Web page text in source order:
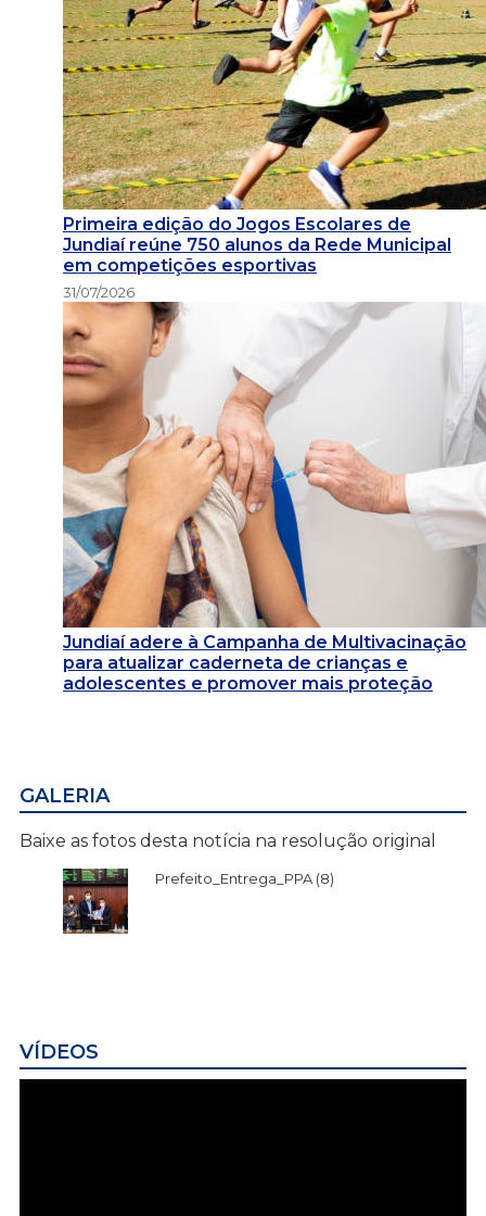
Primeira edição do Jogos Escolares de
Jundiaí reúne 750 alunos da Rede Municipal
em competições esportivas
31/07/2026
Jundiaí adere à Campanha de Multivacinação
para atualizar caderneta de crianças e
adolescentes e promover mais proteção
GALERIA
Baixe as fotos desta notícia na resolução original
Prefeito_Entrega_PPA (8)
VÍDEOS